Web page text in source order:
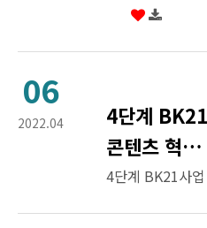
06
2022.04
4단계
콘텐츠 혁…